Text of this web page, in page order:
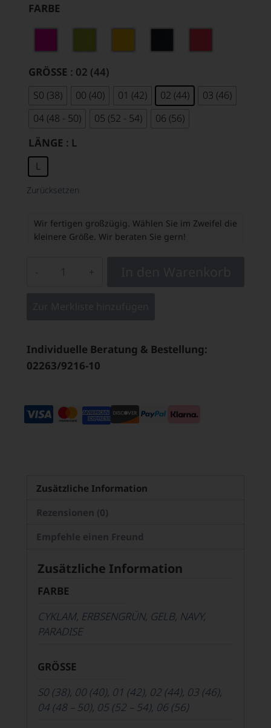
FARBE
GRÖSSE : 02 (44)
S0 (38) 00 (40) 01 (42) 02 (44)
03 (46)
04 (48 - 50)
05 (52 - 54) 06 (56)
LÄNGE : L
L
Zurücksetzen
Wir fertigen großzügig. Wählen Sie im Zweifel die
kleinere Größe. Wir beraten Sie gern!
Individuelle Beratung & Bestellung:
02263/9216-10
Zusätzliche Information
Rezensionen (0)
Empfehle einen Freund
Zusätzliche Information
FARBE
CYKLAM, ERBSENGRÜN, GELB, NAVY,
PARADISE
GRÖSSE
S0 (38), 00 (40), 01 (42), 02 (44), 03 (46),
04 (48 – 50), 05 (52 – 54), 06 (56)